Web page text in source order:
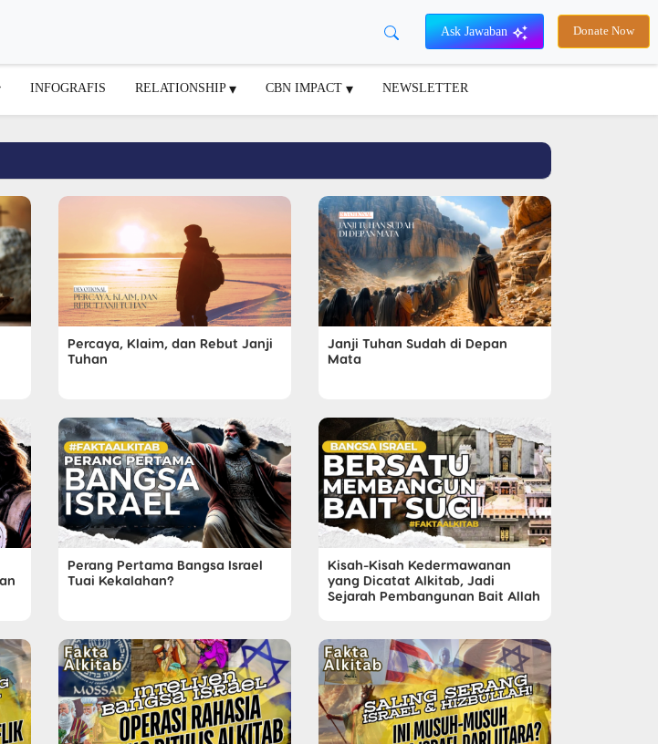
Ask Jawaban Donate Now
INFOGRAFIS RELATIONSHIP CBN IMPACT NEWSLETTER
Percaya, Klaim, dan Rebut Janji
Tuhan
Janji Tuhan Sudah di Depan
Mata
Perang Pertama Bangsa Israel
Tuai Kekalahan?
Kisah-Kisah Kedermawanan
yang Dicatat Alkitab, Jadi
Sejarah Pembangunan Bait Allah